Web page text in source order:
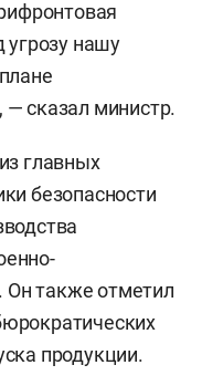
угрозу нашу
сказал министр.
главных
безопасности
также отметил
продукции.